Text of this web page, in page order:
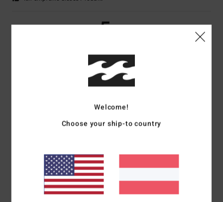
5/5
Preis-Leistungs-Verhältnis: 5
5
20. Juni 2026
Verifizierter Kauf
Welcome!
Choose your ship-to country